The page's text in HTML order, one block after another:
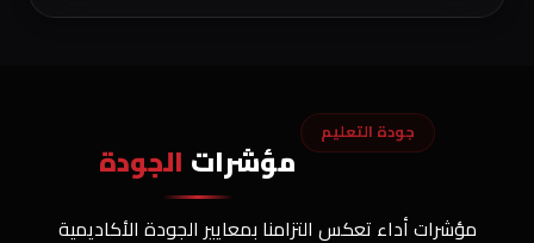
جودة التعليم
مؤشرات الجودة
مؤشرات أداء تعكس التزامنا بمعايير الجودة الأكاديمية